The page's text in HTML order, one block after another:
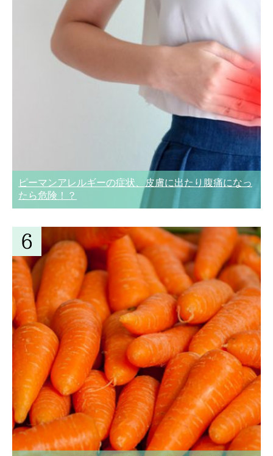
ピーマンアレルギーの症状、皮膚に出たり腹痛になっ
たら危険！？